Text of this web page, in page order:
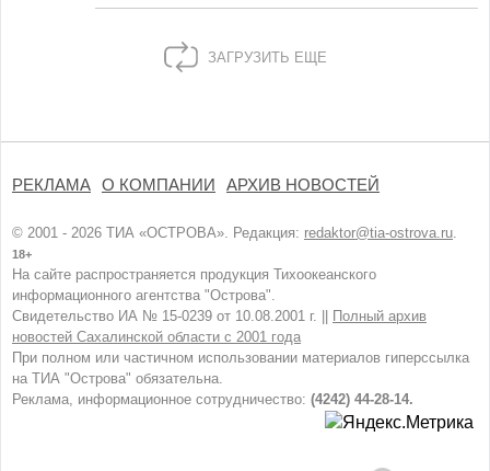
ЗАГРУЗИТЬ ЕЩЕ
РЕКЛАМА О КОМПАНИИ АРХИВ НОВОСТЕЙ
© 2001 - 2026 ТИА «ОСТРОВА». Редакция: redaktor@tia-ostrova.ru.
18+
На сайте распространяется продукция Тихоокеанского
информационного агентства "Острова".
Свидетельство ИА № 15-0239 от 10.08.2001 г. ||
Полный архив
новостей Сахалинской области с 2001 года
При полном или частичном использовании материалов гиперссылка
на ТИА "Острова" обязательна.
Реклама, информационное сотрудничество: (4242) 44-28-14.